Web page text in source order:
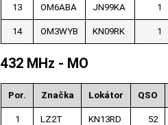
13 OM6ABA JN99KA 1
14 OM3WYB KN09RK 1
432 MHz - MO
Por. Značka Lokátor QSO
1 LZ2T KN13RD 52